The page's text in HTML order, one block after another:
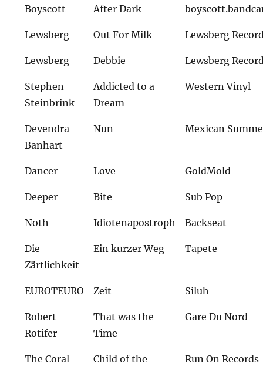
Boyscott After Dark
Lewsberg Out For Milk Lewsberg
Lewsberg Debbie Lewsberg
Stephen
Steinbrink
Addicted to a
Dream
Western Vinyl
Devendra
Banhart
Nun Mexican
Dancer Love GoldMold
Deeper Bite Sub Pop
Noth Idiotenapostroph Backseat
Die
Zärtlichkeit
Ein kurzer Weg Tapete
EUROTEURO Zeit Siluh
Robert
Rotifer
That was the
Time
Gare Du Nord
The Coral
Child of the
Run On Records